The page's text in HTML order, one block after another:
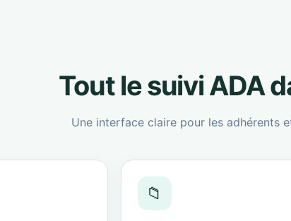
Tout le suivi ADA
Une interface claire pour les adhérents
📁